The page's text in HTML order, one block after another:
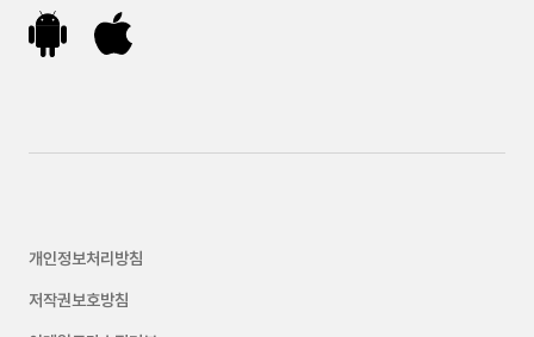
개인정보처리방침
저작권보호방침